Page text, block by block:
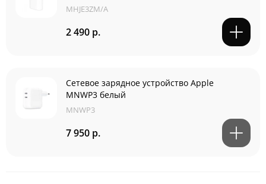
MHJE3ZM/A
2 490 р.
Сетевое зарядное устройство Apple
MNWP3 белый
MNWP3
7 950 р.